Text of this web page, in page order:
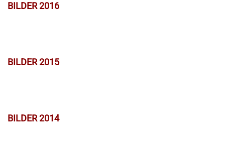
BILDER 2016
BILDER 2015
BILDER 2014